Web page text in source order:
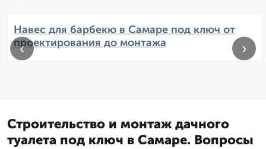
Навес для барбекю в Самаре под ключ от
проектирования до монтажа
‹ ›
Строительство и монтаж дачного
туалета под ключ в Самаре. Вопросы